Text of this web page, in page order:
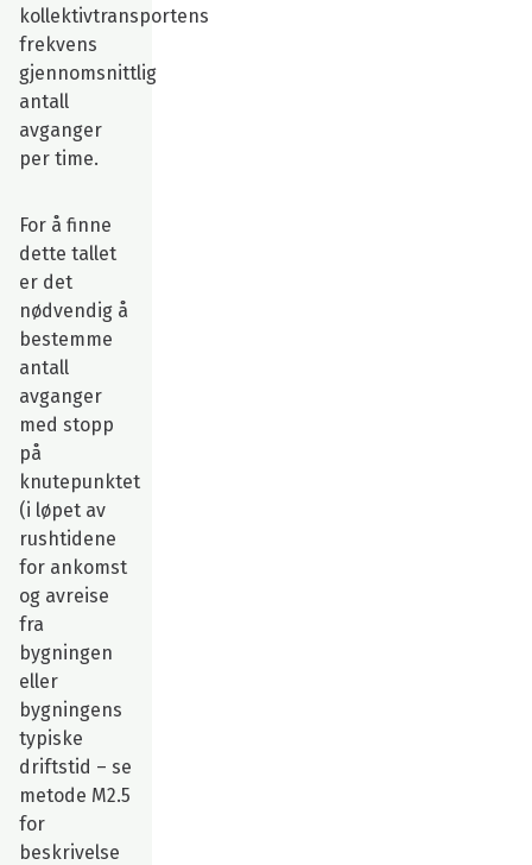
kollektivtransportens
frekvens
gjennomsnittlig
antall
avganger
per time.
For å finne
dette tallet
er det
nødvendig å
bestemme
antall
avganger
med stopp
på
knutepunktet
(i løpet av
rushtidene
for ankomst
og avreise
fra
bygningen
eller
bygningens
typiske
driftstid – se
metode M2.5
for
beskrivelse